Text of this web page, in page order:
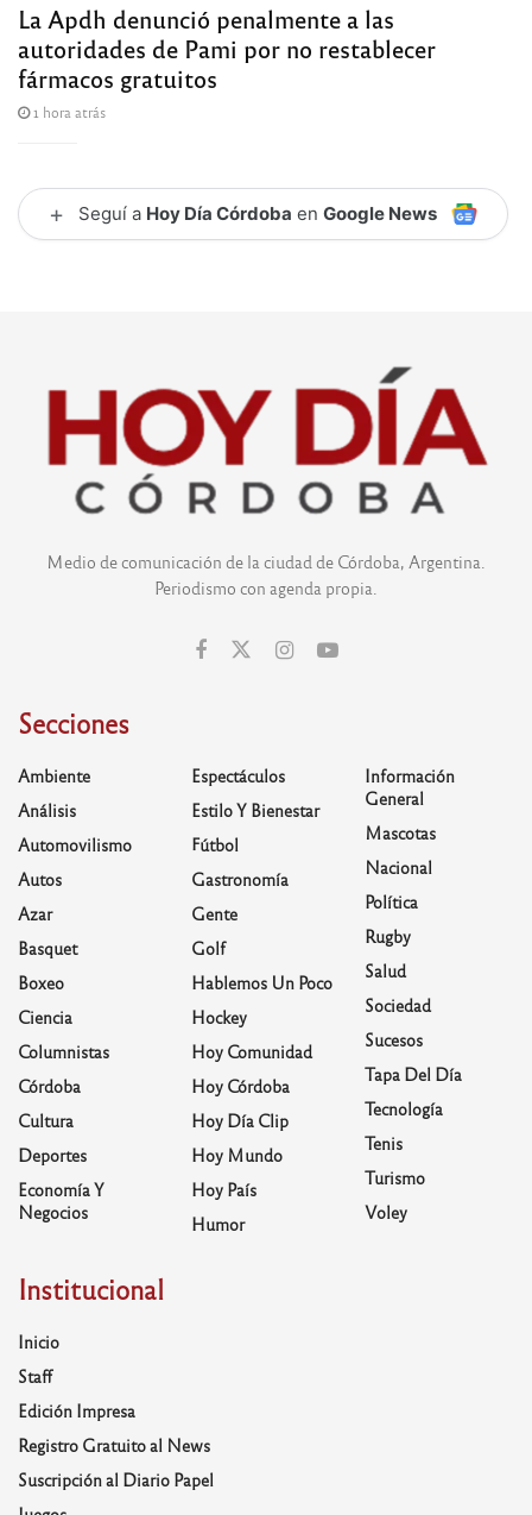
La Apdh denunció penalmente a las
autoridades de Pami por no restablecer
fármacos gratuitos
1 hora atrás
+ Seguí a Hoy Día Córdoba en Google News
Medio de comunicación de la ciudad de Córdoba, Argentina.
Periodismo con agenda propia.
Secciones
Ambiente
Análisis
Automovilismo
Autos
Azar
Basquet
Boxeo
Ciencia
Columnistas
Córdoba
Cultura
Deportes
Economía Y
Negocios
Espectáculos
Estilo Y Bienestar
Fútbol
Gastronomía
Gente
Golf
Hablemos Un Poco
Hockey
Hoy Comunidad
Hoy Córdoba
Hoy Día Clip
Hoy Mundo
Hoy País
Humor
Información
General
Mascotas
Nacional
Política
Rugby
Salud
Sociedad
Sucesos
Tapa Del Día
Tecnología
Tenis
Turismo
Voley
Institucional
Inicio
Staff
Edición Impresa
Registro Gratuito al News
Suscripción al Diario Papel